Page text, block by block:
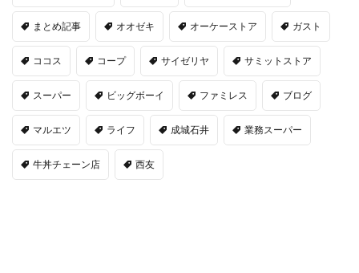
まとめ記事 オオゼキ オーケーストア ガスト
ココス コープ サイゼリヤ サミットストア
スーパー ビッグボーイ ファミレス ブログ
マルエツ ライフ 成城石井 業務スーパー
牛丼チェーン店 西友